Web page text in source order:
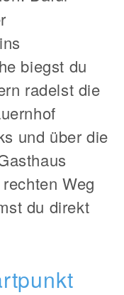
biegst du
radelst die
und über die
Weg
du direkt